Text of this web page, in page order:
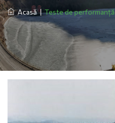
Acasă|Teste de